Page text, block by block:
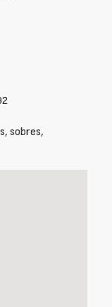
sobres,